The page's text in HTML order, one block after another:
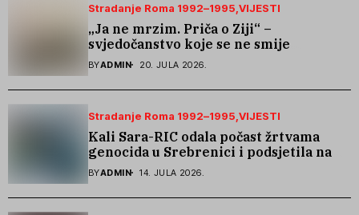
Stradanje Roma 1992–1995 VIJESTI
„Ja ne mrzim. Priča o Ziji“ –
svjedočanstvo koje se ne smije
zaboraviti
BYADMIN 20. JULA 2026.
Stradanje Roma 1992–1995 VIJESTI
Kali Sara-RIC odala počast žrtvama
genocida u Srebrenici i podsjetila na
stradanje Roma iz Skočića
BYADMIN 14. JULA 2026.